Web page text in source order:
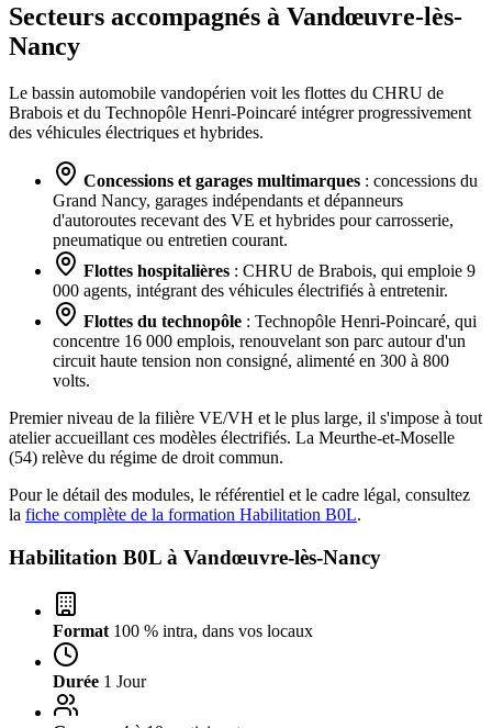
Secteurs accompagnés à Vandœuvre-lès-
Nancy
Le bassin automobile vandopérien voit les flottes du CHRU de
Brabois et du Technopôle Henri-Poincaré intégrer progressivement
des véhicules électriques et hybrides.
Concessions et garages multimarques : concessions du
Grand Nancy, garages indépendants et dépanneurs
d'autoroutes recevant des VE et hybrides pour carrosserie,
pneumatique ou entretien courant.
Flottes hospitalières : CHRU de Brabois, qui emploie 9
000 agents, intégrant des véhicules électrifiés à entretenir.
Flottes du technopôle : Technopôle Henri-Poincaré, qui
concentre 16 000 emplois, renouvelant son parc autour d'un
circuit haute tension non consigné, alimenté en 300 à 800
volts.
Premier niveau de la filière VE/VH et le plus large, il s'impose à tout
atelier accueillant ces modèles électrifiés. La Meurthe-et-Moselle
(54) relève du régime de droit commun.
Pour le détail des modules, le référentiel et le cadre légal, consultez
la fiche complète de la formation Habilitation B0L.
Habilitation B0L à Vandœuvre-lès-Nancy
Format 100 % intra, dans vos locaux
Durée 1 Jour